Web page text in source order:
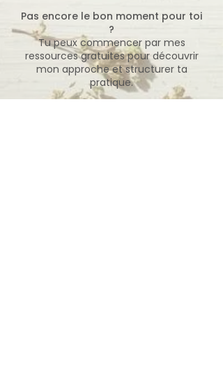
Pas encore le bon moment pour toi
?
Tu peux commencer par mes
ressources gratuites pour découvrir
mon approche et structurer ta
pratique.